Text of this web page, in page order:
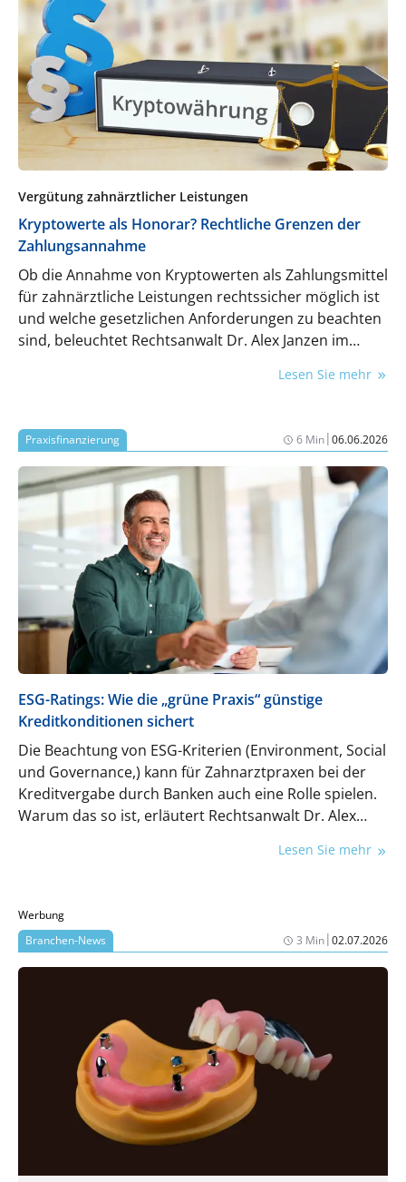
Vergütung zahnärztlicher Leistungen
Kryptowerte als Honorar? Rechtliche Grenzen der
Zahlungsannahme
Ob die Annahme von Kryptowerten als Zahlungsmittel
für zahnärztliche Leistungen rechtssicher möglich ist
und welche gesetzlichen Anforderungen zu beachten
sind, beleuchtet Rechtsanwalt Dr. Alex Janzen im
Lesen Sie mehr
Praxisfinanzierung 6 Min|06.06.2026
ESG-Ratings: Wie die „grüne Praxis“ günstige
Kreditkonditionen sichert
Die Beachtung von ESG-Kriterien (Environment, Social
und Governance,) kann für Zahnarztpraxen bei der
Kreditvergabe durch Banken auch eine Rolle spielen.
Warum das so ist, erläutert Rechtsanwalt Dr. Alex
Lesen Sie mehr
Werbung
Branchen-News
3 Min|02.07.2026